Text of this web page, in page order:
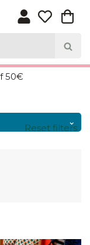
50€
Reset filters